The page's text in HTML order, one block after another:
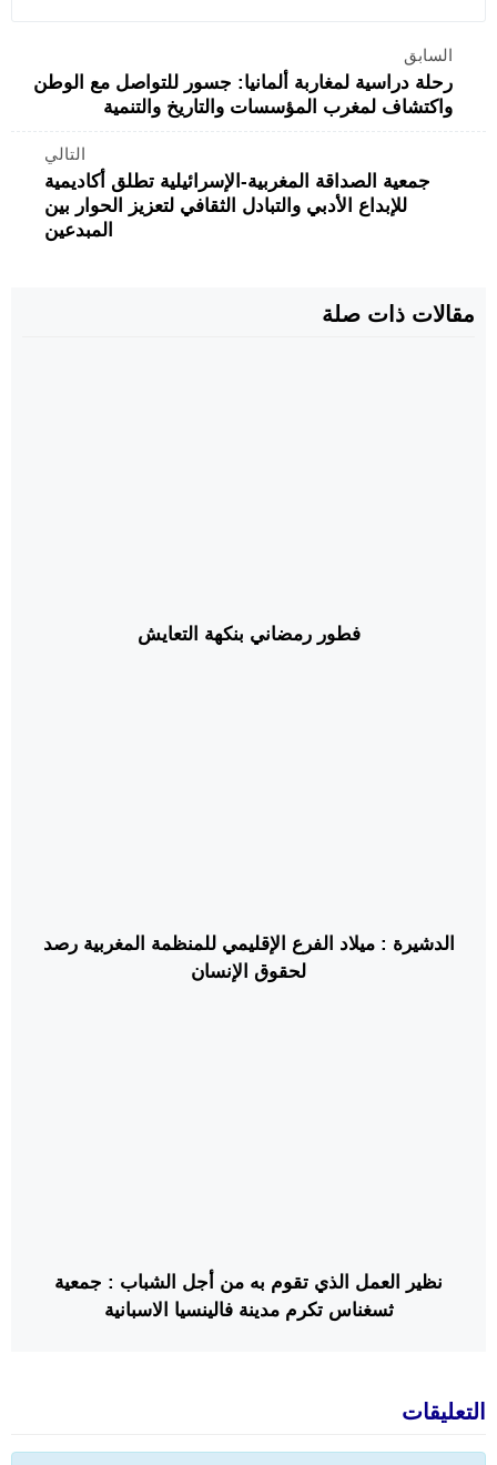
السابق
رحلة دراسية لمغاربة ألمانيا: جسور للتواصل مع الوطن
واكتشاف لمغرب المؤسسات والتاريخ والتنمية
التالي
جمعية الصداقة المغربية-الإسرائيلية تطلق أكاديمية
للإبداع الأدبي والتبادل الثقافي لتعزيز الحوار بين
المبدعين
مقالات ذات صلة
فطور رمضاني بنكهة التعايش
الدشيرة : ميلاد الفرع الإقليمي للمنظمة المغربية رصد
لحقوق الإنسان
نظير العمل الذي تقوم به من أجل الشباب : جمعية
ثسغناس تكرم مدينة فالينسيا الاسبانية
التعليقات